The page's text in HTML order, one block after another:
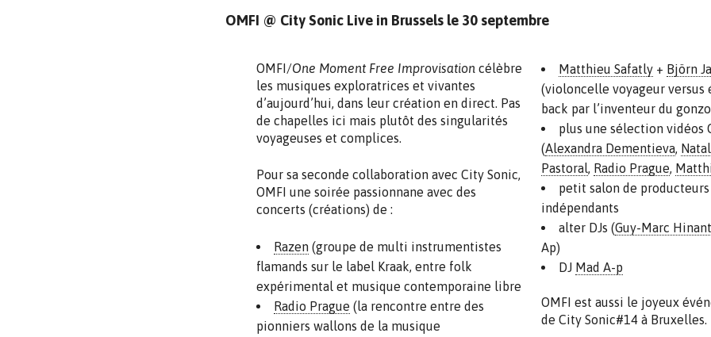
OMFI @ City Sonic Live in Brussels le 30 septembre
OMFI/One Moment Free Improvisationcélèbre
les musiques exploratrices et vivantes
d’aujourd’hui, dans leur création en direct. Pas
de chapelles ici mais plutôt des singularités
voyageuses et complices.
Pour sa seconde collaboration avec City Sonic,
OMFI une soirée passionnane avec des
concerts (créations) de :
Razen(groupe de multi instrumentistes
flamands sur le label Kraak, entre folk
expérimental et musique contemporaine libre
Radio Prague (la rencontre entre des
pionniers wallons de la musique
Matthieu Safatly + Björn
(violoncelle voyageur
back par l’inventeur du
plus une sélection vidéos
(Alexandra Dementieva,
Pastoral, Radio Prague,
petit salon de
indépendants
alter DJs (Guy-Marc
Ap)
DJ Mad A-p
OMFI est aussi le joyeux
de City Sonic#14 à Bruxelles.